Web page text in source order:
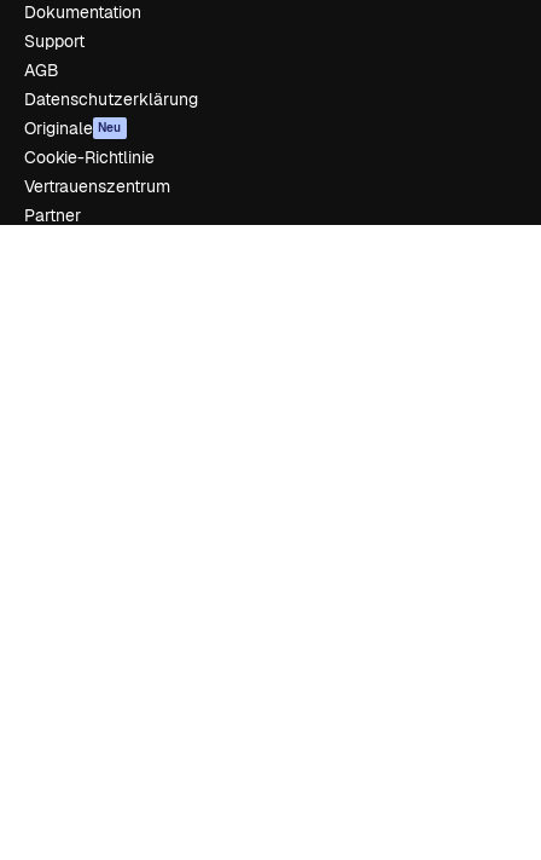
Dokumentation
Support
AGB
Datenschutzerklärung
Originale Neu
Cookie-Richtlinie
Vertrauenszentrum
Partner